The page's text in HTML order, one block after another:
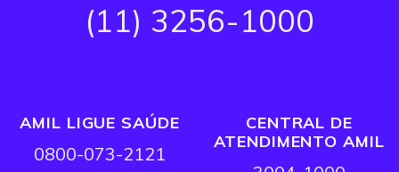
(11) 3256-1000
AMIL LIGUE SAÚDE
0800-073-2121
CENTRAL DE
ATENDIMENTO AMIL